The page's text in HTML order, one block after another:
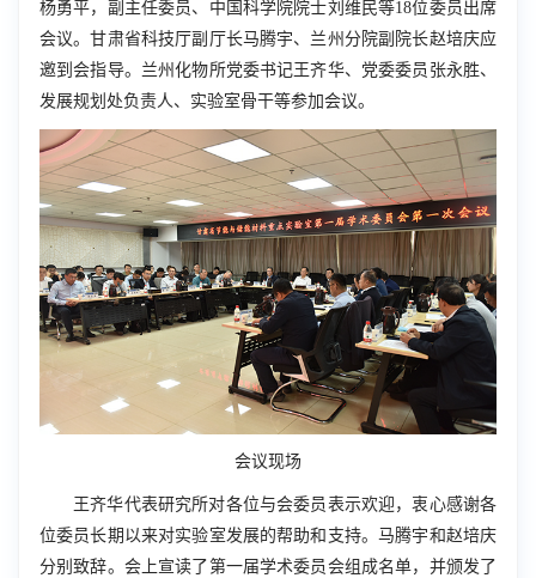
杨勇平，副主任委员、中国科学院院士刘维民等18位委员出席
会议。甘肃省科技厅副厅长马腾宇、兰州分院副院长赵培庆应
邀到会指导。兰州化物所党委书记王齐华、党委委员张永胜、
发展规划处负责人、实验室骨干等参加会议。
会议现场
王齐华代表研究所对各位与会委员表示欢迎，衷心感谢各
位委员长期以来对实验室发展的帮助和支持。马腾宇和赵培庆
分别致辞。会上宣读了第一届学术委员会组成名单，并颁发了